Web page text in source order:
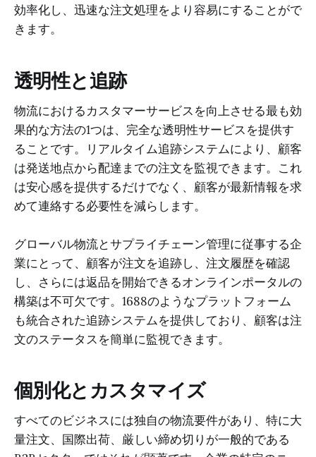
効率化し、迅速な注文処理をより容易にすることがで
きます。
透明性と追跡
物流におけるカスタマーサービスを向上させる最も効
果的な方法の1つは、完全な透明性サービスを提供す
ることです。リアルタイム追跡システムにより、顧客
は発送地点から配達までの注文を監視できます。これ
は安心感を提供するだけでなく、顧客が最新情報を求
めて連絡する必要性を減らします。
グローバル物流とサプライチェーン管理に従事する企
業にとって、顧客が注文を追跡し、注文履歴を確認
し、さらには返品を開始できるオンラインポータルの
構築は不可欠です。1688のようなプラットフォーム
も統合された追跡システムを提供しており、顧客は注
文のステータスを簡単に監視できます。
個別化とカスタマイズ
すべてのビジネスには独自の物流要件があり、特に大
量注文、国際出荷、厳しい締め切りが一般的である